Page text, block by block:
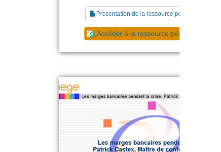
Présentation de la ressource pédagogique
Accéder à la ressource pédagogique